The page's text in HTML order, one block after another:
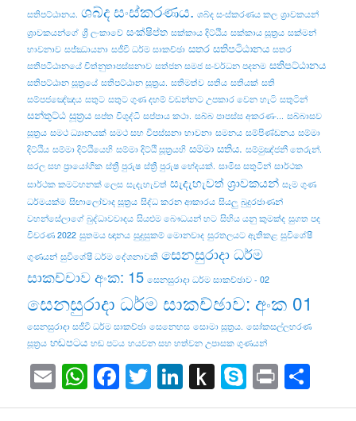
සතිපට්ඨානය. ශබ්ද සංස්කරණය. ශබ්ද සංස්කරණය කල ශ්‍රාවකයන්
ශ්‍රාවකයන්ගේ ශ්‍රී ලංකාවේ සංක්ෂිප්ත සක්කාය දිට්ඨිය සක්කාය සූත්‍රය සක්මන්
භාවනාව සජ්ඣායනා සජීවී ධර්ම සාකච්ඡා සතර සතිපටිඨානය සතර
සතිපටිඨානයේ චිත්නුතාපස්සනාව සත්ජන සමජ සංවර්ධන පදනම සතිපට්ඨානය
සතිපට්ඨාන සූත්‍රයේ සතිපට්‌ඨාන සූත්‍රය. සතිමත්ව සතිය සතියක් සති
සම්පජඤේඤය සතුට සතුට ගුණ දහම් වඩන්නට උපකාර වෙන හැටි සතුටින්
සන්තුට්ඨ සූත්‍රය සප්ත විශුද්ධි සප්පාය කථා. සබ්බ පාපස්ස අකරණං... සබ්බාසව
සූත්‍රය සමථ ධ්‍යානයක් සමථ සහ විපස්සනා භාවනා සමනය සම්පිණ්ඩනය සම්මා
දිට්ඨිය සම්මා දිට්ඨියෙහි සම්මා දිට්ඨි සූත්‍රයහි සම්මා සතිය. සම්මුඤ්ජනී තෙරුන්.
සරල සහ ප්‍රායෝගික ස්ත්‍රී පුරුෂ ස්ත්‍රී පුරුෂ භේදයක්. සාමිස සතුටින් සාර්ථක
සාර්ථක කමටහනක් ලෙස සැදැහැවත් සැදැහැවත් ශ්‍රාවකයන් සෑම ගුණ
ධර්මයක්ම සිඟාලෝවාද සූත්‍රය සිද්ධ කරන ආකාරය සියලු බුදුරජාණන්
වහන්සේලාගේ බුද්ධාවවාදය සියළුම බෞධයන් හට සිහිය යනු කුමක්ද සුගත පද
විවරණ 2022 සුතමය ඥානය සුදුසුකම් මොනවාද සුරතලයට ඇතිකළ සුවිශේෂී
ගුණයන් සුවිශේෂී ධර්ම දේශනාවකි සෙනසුරාදා ධර්ම
සාකච්චාව අංක: 15 සෙනසුරාදා ධර්ම සාකච්ඡාව - 02
සෙනසුරාදා ධර්ම සාකච්ඡාව: අංක 01
සෙනසුරාදා සජීවී ධර්ම සාකච්ඡා සෙනෙහස සොමා සූත්‍රය. සෝකසල්ලහරණ
සූත්‍රය හඬපටය හඬ පටය හයවන සහ හත්වන උපාසක ගුණයන්
EmailWhatsApp
Facebook
Twitter
LinkedIn
Push
to
Skype
Print